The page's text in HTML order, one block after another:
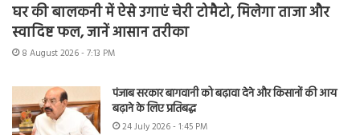
घर की बालकनी में ऐसे उगाएं चेरी टोमैटो, मिलेगा ताजा और
स्वादिष्ट फल, जानें आसान तरीका
8 August 2026 - 7:13 PM
पंजाब सरकार बागवानी को बढ़ावा देने और किसानों की आय
बढ़ाने के लिए प्रतिबद्ध
24 July 2026 - 1:45 PM